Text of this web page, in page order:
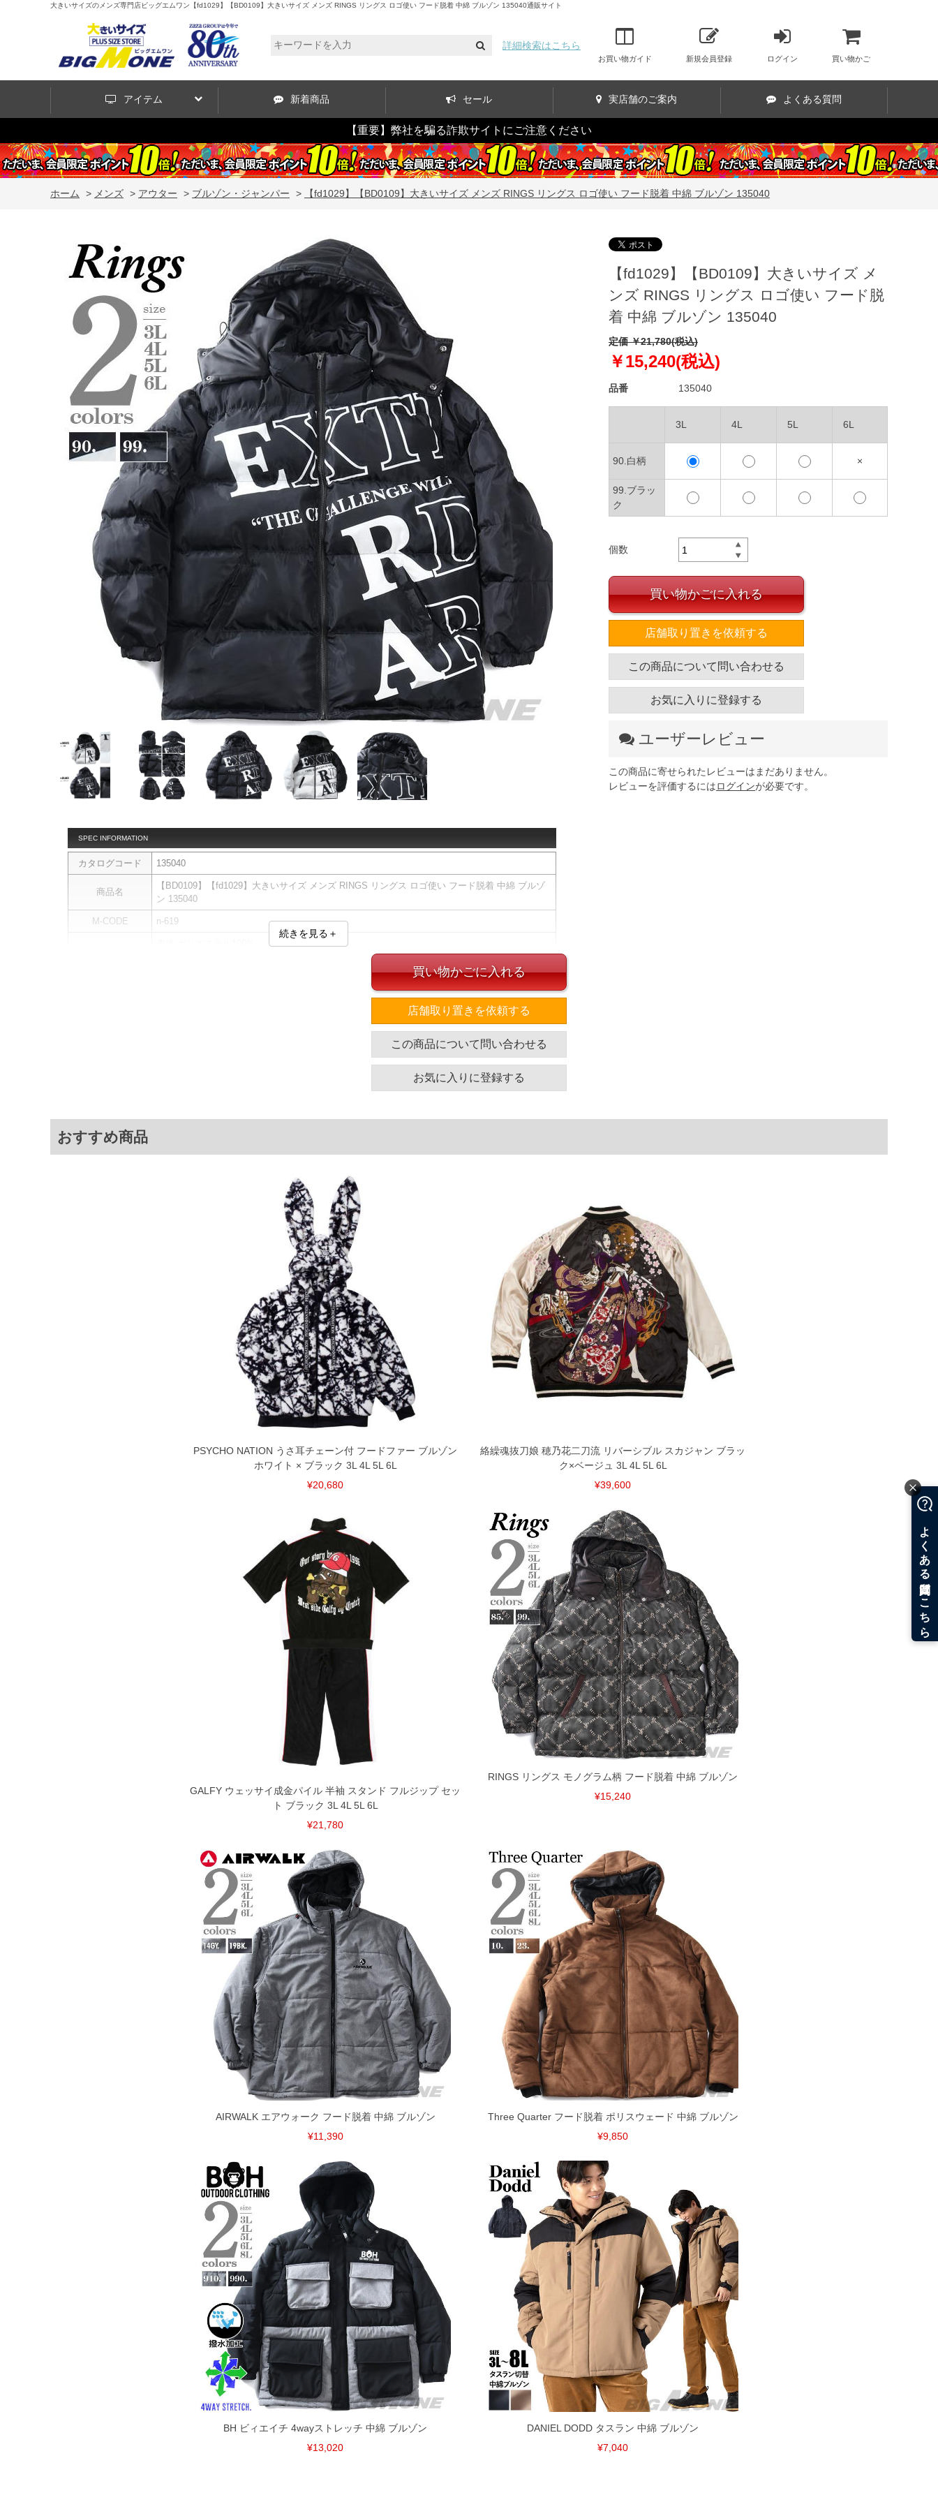
大きいサイズのメンズ専門店ビッグエムワン【fd1029】【BD0109】大きいサイズ メンズ RINGS リングス ロゴ使い フード脱着 中綿 ブルゾン 135040通販サイト
詳細検索はこちら
お買い物ガイド 新規会員登録 ログイン 買い物かご
アイテム 新着商品 セール 実店舗のご案内 よくある質問
【重要】弊社を騙る詐欺サイトにご注意ください
ホーム > メンズ > アウター > ブルゾン・ジャンパー > 【fd1029】【BD0109】大きいサイズ メンズ RINGS リングス ロゴ使い フード脱着 中綿 ブルゾン 135040
SPEC INFORMATION
カタログコード 135040
商品名
【BD0109】【fd1029】大きいサイズ メンズ RINGS リングス ロゴ使い フード脱着 中綿 ブルゾ
ン 135040
M-CODE n-619
胸囲 着丈
130 77
5L
※商品によって若干のサイズの誤差がございます。また、お客様がご使用の環境（コンピュータ画
面）によって、商品の色味が若干異なる場合がございます。予めご了承ください。
※上記サイズが実際の商品に付いているタグのサイズ表記と異なる場合があります。お取り扱い前に
商品付属タグの記載もご確認下さい。
※当店での掲載商品は、実店鋪と在庫を共用しておりますので店頭での売り違い、店舗からのお取り
寄せ等により、お客様にご迷惑をお掛けしてしまう場合がございます。そのようなことがない様最大
限に努めておりますが、もしあった場合速やかにご連絡させて頂きますので予めご了承ください。
※【ボトムの裾上げをご希望の場合】
裾上げ料金は500円+税となります。
備考欄に股下●cmとご記入下さい。（裾上げ無料対象商品は1本につき税込6,000円以上の品が対象。
1本5,999円以下の商品は有料（500円+税）となります。）
出荷まで約1週間～20日間程お時間を頂く場合がございます。
尚、裾上げした商品は返品・交換不可となりますので、予めご了承下さい。
一部、お直しに対応出来ない商品がございます。(例：裾にファスナーや調節ひもが付いている、極
端なデザインが施されている等)
下着(肌着)やワイシャツは商品の性質上、返品交換不可とさせて頂いております。予めご了承くださ
続きを見る＋
【fd1029】【BD0109】大きいサイズ メ
ンズ RINGS リングス ロゴ使い フード脱
着 中綿 ブルゾン 135040
定価 ￥21,780(税込)
￥15,240(税込)
品番 135040
3L 4L 5L 6L
90.白柄 ×
99.ブラッ
ク
個数
買い物かごに入れる
店舗取り置きを依頼する
この商品について問い合わせる
お気に入りに登録する
ユーザーレビュー
この商品に寄せられたレビューはまだありません。
レビューを評価するにはログインが必要です。
買い物かごに入れる
店舗取り置きを依頼する
この商品について問い合わせる
お気に入りに登録する
おすすめ商品
PSYCHO NATION うさ耳チェーン付 フードファー ブルゾン
ホワイト × ブラック 3L 4L 5L 6L
¥20,680
絡繰魂抜刀娘 穂乃花二刀流 リバーシブル スカジャン ブラッ
ク×ベージュ 3L 4L 5L 6L
¥39,600
GALFY ウェッサイ成金パイル 半袖 スタンド フルジップ セッ
ト ブラック 3L 4L 5L 6L
¥21,780
RINGS リングス モノグラム柄 フード脱着 中綿 ブルゾン
¥15,240
AIRWALK エアウォーク フード脱着 中綿 ブルゾン
¥11,390
Three Quarter フード脱着 ポリスウェード 中綿 ブルゾン
¥9,850
BH ビィエイチ 4wayストレッチ 中綿 ブルゾン
¥13,020
DANIEL DODD タスラン 中綿 ブルゾン
¥7,040